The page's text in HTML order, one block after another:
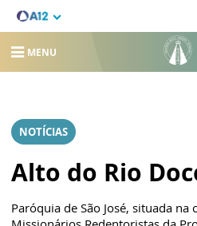
MENU
NOTÍCIAS
Alto do Rio
Paróquia de São José, situada